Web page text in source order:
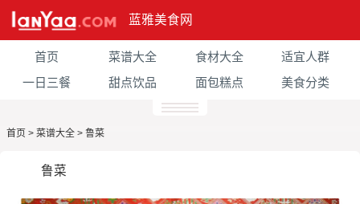
蓝雅美食网
首页 菜谱大全 食材大全
适宜人群
一日三餐
甜点饮品 面包糕点 美食分类
首页 > 菜谱大全 > 鲁菜
鲁菜